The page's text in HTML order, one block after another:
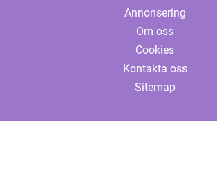
Annonsering
Om oss
Cookies
Kontakta oss
Sitemap